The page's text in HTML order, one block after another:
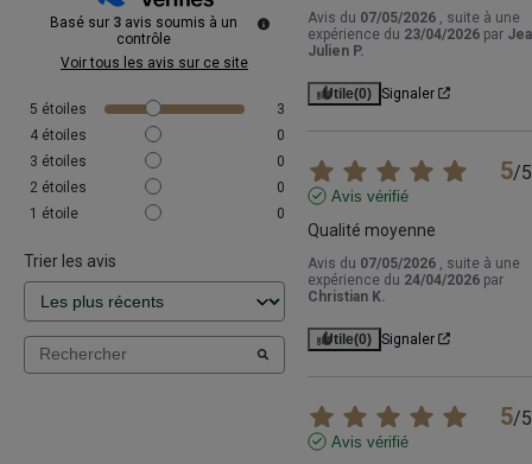
Basé sur 3 avis soumis à un
contrôle
Voir tous les avis sur ce site
5 étoiles
3
4 étoiles
0
3 étoiles
0
2 étoiles
0
1 étoile 0
Trier les avis
Avis du 07/05/2026
, suite à une
expérience du 23/04/2026 par
Julien P.
Utile(0) Signaler
5/5
Avis vérifié
Qualité moyenne
Avis du 07/05/2026
, suite à une
expérience du 24/04/2026 par
Christian K.
Utile(0) Signaler
5/5
Avis vérifié